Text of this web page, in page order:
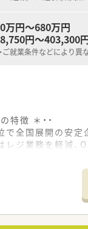
包化監査システ
勉強会を開催し
給与体系を採用
万円～680万円
円～403,300
ご就業条件などにより異
特徴 ＊・・
全国展開の安定
ジ業務を軽減、
は大手薬局求人